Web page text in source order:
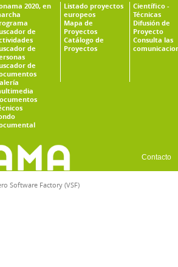
2020, en
de
de
de
Listado proyectos
europeos
Mapa de
Proyectos
Catálogo de
Proyectos
Científico -
Técnicas
Difusión de
Proyecto
Consulta las
Contacto
Software Factory (VSF)